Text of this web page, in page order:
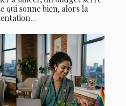
qui sonne bien, alors la